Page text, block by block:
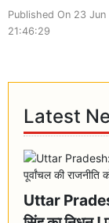
Published On 23
21:46:29
Latest
Uttar